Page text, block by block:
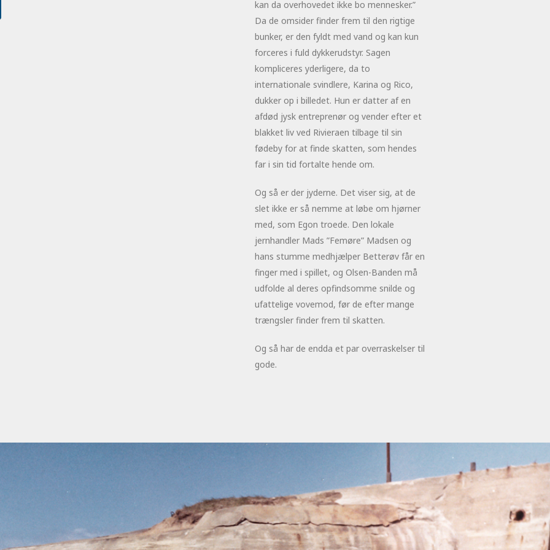
kan da overhovedet ikke bo mennesker.”
Da de omsider finder frem til den rigtige
bunker, er den fyldt med vand og kan kun
forceres i fuld dykkerudstyr. Sagen
kompliceres yderligere, da to
internationale svindlere, Karina og Rico,
dukker op i billedet. Hun er datter af en
afdød jysk entreprenør og vender efter et
blakket liv ved Rivieraen tilbage til sin
fødeby for at finde skatten, som hendes
far i sin tid fortalte hende om.
Og så er der jyderne. Det viser sig, at de
slet ikke er så nemme at løbe om hjørner
med, som Egon troede. Den lokale
jernhandler Mads ”Femøre” Madsen og
hans stumme medhjælper Betterøv får en
finger med i spillet, og Olsen-Banden må
udfolde al deres opfindsomme snilde og
ufattelige vovemod, før de efter mange
trængsler finder frem til skatten.
Og så har de endda et par overraskelser til
gode.